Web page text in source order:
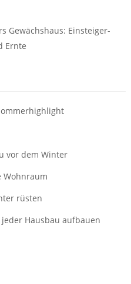
Gewächshaus: Einsteiger-
Ernte
vor dem Winter
Wohnraum
rüsten
Hausbau aufbauen